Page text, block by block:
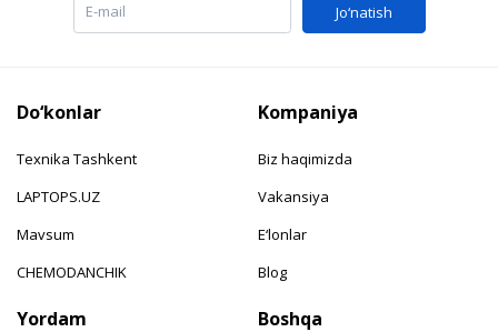
Jo‘natish
Do‘konlar
Texnika Tashkent
LAPTOPS.UZ
Mavsum
CHEMODANCHIK
Kompaniya
Biz haqimizda
Vakansiya
E‘lonlar
Blog
Yordam Boshqa